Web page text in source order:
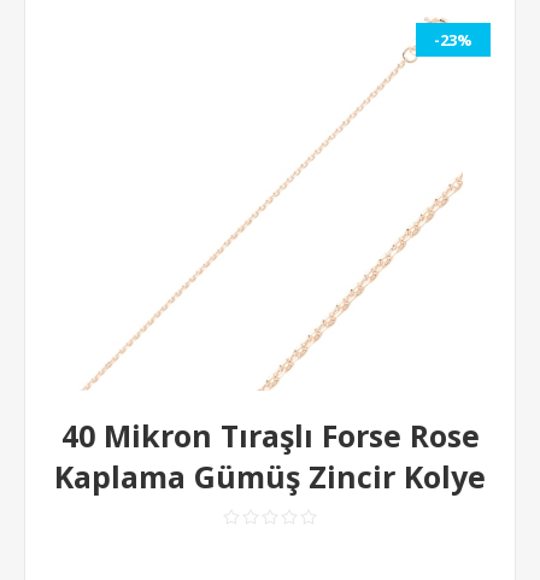
-23%
40 Mikron Tıraşlı Forse Rose
Kaplama Gümüş Zincir Kolye